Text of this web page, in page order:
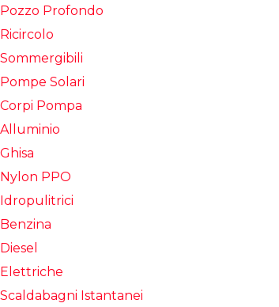
Pozzo Profondo
Ricircolo
Sommergibili
Pompe Solari
Corpi Pompa
Alluminio
Ghisa
Nylon PPO
Idropulitrici
Benzina
Diesel
Elettriche
Scaldabagni Istantanei